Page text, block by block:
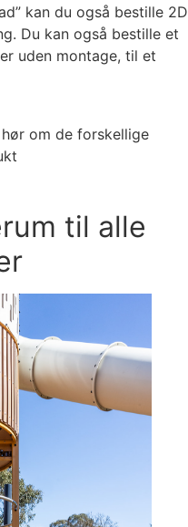
kan du også bestille 2D
Du kan også bestille et
uden montage, til et
om de forskellige
til alle